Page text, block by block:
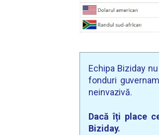
Echipa Biziday
fonduri
neinvazivă.
Dacă îți place
Biziday.